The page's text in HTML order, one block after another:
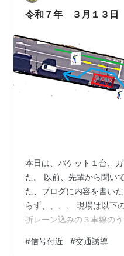
令和７年 ３月１３
本日は、バケット１台、
た。 以前、先輩から聞い
た、ブログに内容を書い
らず、、、、 現場は以下
折レーン込みの３車線の
た。 信号は右折の矢印が
#信号付近 #交通誘導